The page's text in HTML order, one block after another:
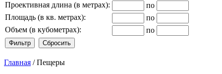
Проективная длина (в метрах):
по
Площадь (в кв. метрах):
по
Объем (в кубометрах):
по
Главная / Пещеры